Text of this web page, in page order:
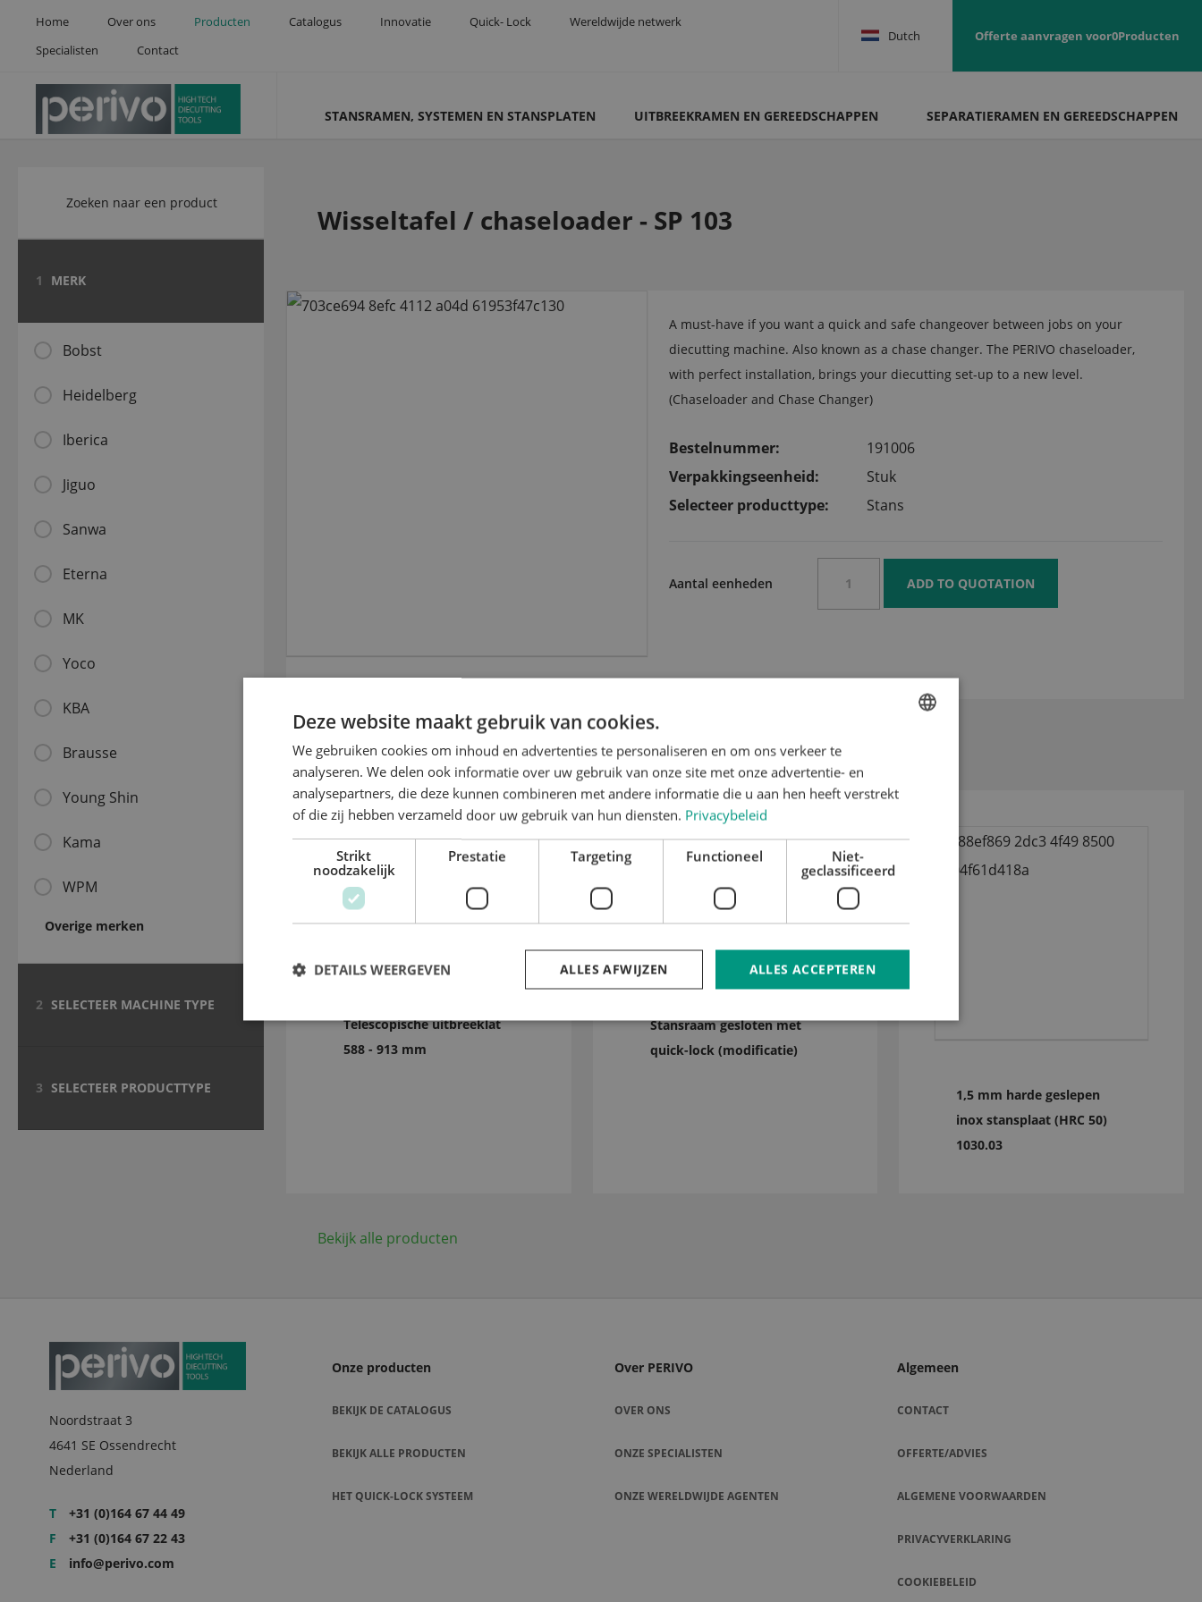
Home Over ons Producten Catalogus Innovatie Quick- Lock
Wereldwijde netwerk
Specialisten
Contact
Dutch Offerte aanvragen voor0Producten
STANSRAMEN, SYSTEMEN EN STANSPLATEN UITBREEKRAMEN EN GEREEDSCHAPPEN SEPARATIERAMEN EN GEREEDSCHAPPEN
1 MERK
Bobst
Heidelberg
Iberica
Jiguo
Sanwa
Eterna
MK
Yoco
KBA
Brausse
Young Shin
Kama
WPM
Overige merken
2 SELECTEER MACHINE TYPE
3 SELECTEER PRODUCTTYPE
Wisseltafel / chaseloader - SP 103
A must-have if you want a quick and safe changeover between jobs on your
diecutting machine. Also known as a chase changer. The PERIVO chaseloader,
with perfect installation, brings your diecutting set-up to a new level.
(Chaseloader and Chase Changer)
Bestelnummer:
191006
Verpakkingseenheid:
Stuk
Selecteer producttype:
Stans
Aantal eenheden
Gerelateerde producten voor Wisseltafel / chaseloader
Telescopische uitbreeklat
588 - 913 mm
Stansraam gesloten met
quick-lock (modificatie)
1,5 mm harde geslepen
inox stansplaat (HRC 50)
1030.03
Bekijk alle producten
Noordstraat 3
4641 SE Ossendrecht
Nederland
T
+31 (0)164 67 44 49
F
+31 (0)164 67 22 43
E
info@perivo.com
Onze producten
BEKIJK DE CATALOGUS
BEKIJK ALLE PRODUCTEN
HET QUICK-LOCK SYSTEEM
Over PERIVO
OVER ONS
ONZE SPECIALISTEN
ONZE WERELDWIJDE AGENTEN
Algemeen
CONTACT
OFFERTE/ADVIES
ALGEMENE VOORWAARDEN
PRIVACYVERKLARING
COOKIEBELEID
Deze website maakt gebruik van cookies.
We gebruiken cookies om inhoud en advertenties te personaliseren en om ons verkeer te
analyseren. We delen ook informatie over uw gebruik van onze site met onze advertentie- en
analysepartners, die deze kunnen combineren met andere informatie die u aan hen heeft verstrekt
of die zij hebben verzameld door uw gebruik van hun diensten. Privacybeleid
Strikt
noodzakelijk
Prestatie Targeting Functioneel
Niet-
geclassificeerd
ALLES ACCEPTEREN
ALLES AFWIJZEN
DETAILS WEERGEVEN